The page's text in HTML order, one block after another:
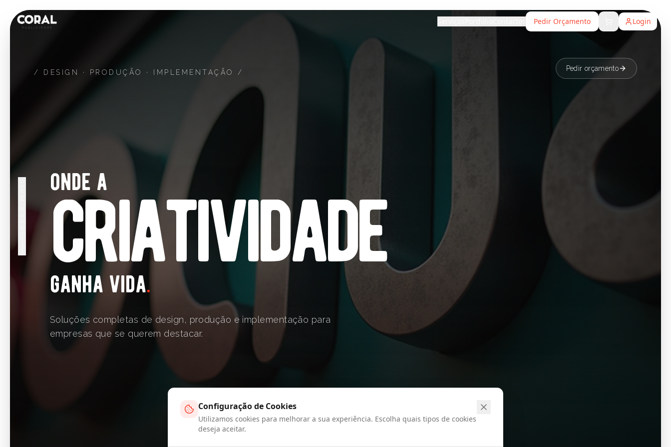
Pedir Orçamento Login
/ DESIGN · PRODUÇÃO · IMPLEMENTAÇÃO / Pedir orçamento
onde a
criatividade
ganha vida.
Soluções completas de design, produção e implementação para
empresas que se querem destacar.
Configuração de Cookies
Utilizamos cookies para melhorar a sua experiência. Escolha quais tipos de cookies
deseja aceitar.